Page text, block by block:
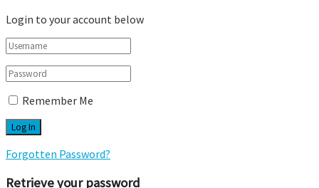
Login to your account below
Remember Me
Forgotten Password?
Retrieve your password